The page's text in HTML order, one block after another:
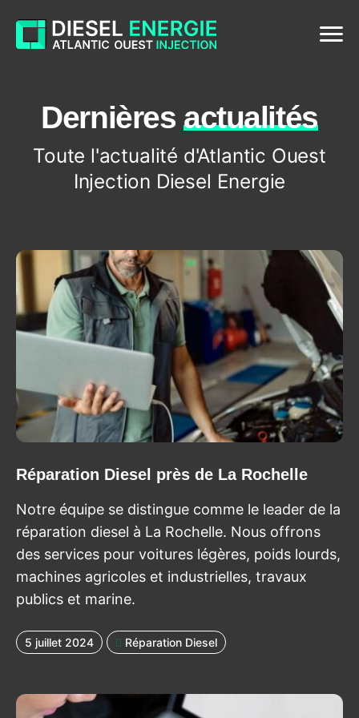
Dernières actualités
Dernières actualités
Toute l'actualité d'Atlantic Ouest
Injection Diesel Energie
Réparation Diesel près de La Rochelle
Notre équipe se distingue comme le leader de la
réparation diesel à La Rochelle. Nous offrons
des services pour voitures légères, poids lourds,
machines agricoles et industrielles, travaux
publics et marine.
5 juillet 2024 Réparation Diesel